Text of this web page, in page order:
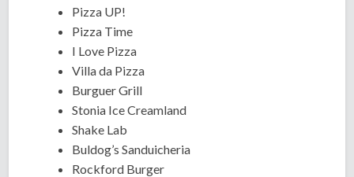
Pizza UP!
Pizza Time
I Love Pizza
Villa da Pizza
Burguer Grill
Stonia Ice Creamland
Shake Lab
Buldog’s Sanduicheria
Rockford Burger